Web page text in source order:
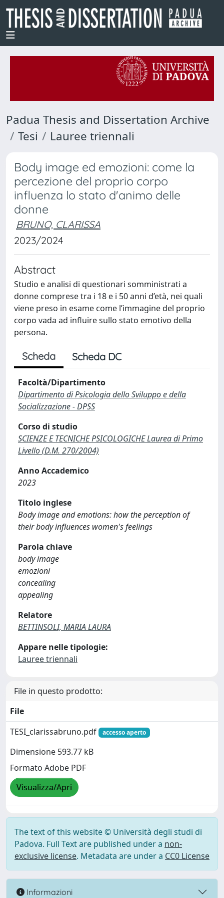
Padua Thesis and Dissertation Archive
Tesi
Lauree triennali
Body image ed emozioni: come la
percezione del proprio corpo
influenza lo stato d'animo delle
donne
BRUNO, CLARISSA
2023/2024
Abstract
Studio e analisi di questionari somministrati a
donne comprese tra i 18 e i 50 anni d’età, nei quali
viene preso in esame come l’immagine del proprio
corpo vada ad influire sullo stato emotivo della
persona.
Scheda Scheda DC
Facoltà/Dipartimento
Dipartimento di Psicologia dello Sviluppo e della
Socializzazione - DPSS
Corso di studio
SCIENZE E TECNICHE PSICOLOGICHE Laurea di Primo
Livello (D.M. 270/2004)
Anno Accademico
2023
Titolo inglese
Body image and emotions: how the perception of
their body influences women's feelings
Parola chiave
body image
emozioni
concealing
appealing
Relatore
BETTINSOLI, MARIA LAURA
Appare nelle tipologie:
Lauree triennali
File in questo prodotto:
File
TESI_clarissabruno.pdf
accesso aperto
Dimensione 593.77 kB
Formato Adobe PDF
Visualizza/Apri
The text of this website © Università degli studi di
Padova. Full Text are published under a non-
exclusive license. Metadata are under a CC0 License
Informazioni